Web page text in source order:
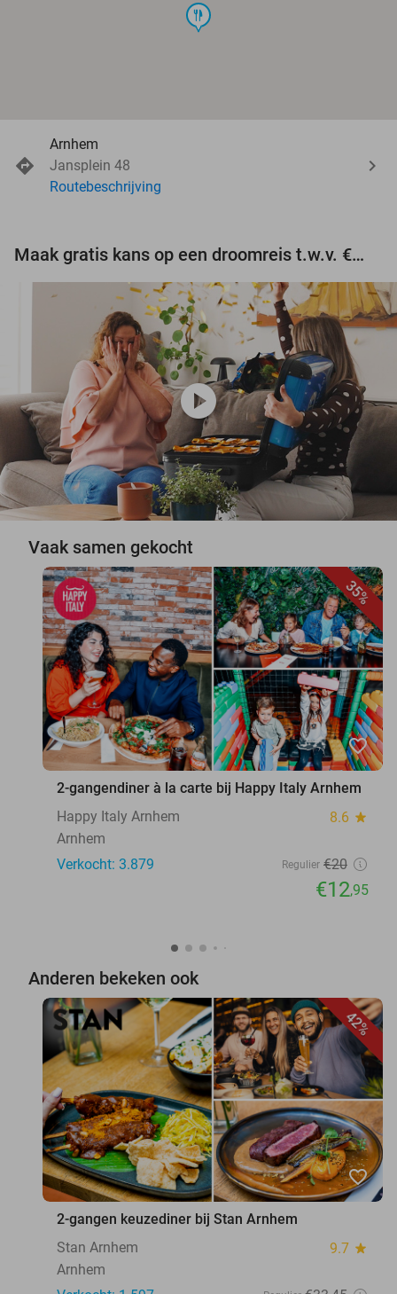
food
Arnhem
Jansplein 48
Routebeschrijving
Maak gratis kans op een droomreis t.w.v. €3.000!
play_circle
Vaak samen gekocht
35%
favorite_border
2-gangendiner à la carte bij Happy Italy Arnhem
Happy Italy Arnhem
8.6 star
Arnhem
Verkocht: 3.879
Regulier €20
€12,95
Anderen bekeken ook
42%
favorite_border
2-gangen keuzediner bij Stan Arnhem
Stan Arnhem
9.7 star
Arnhem